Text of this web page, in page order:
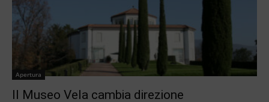
Apertura
Il Museo Vela cambia direzione